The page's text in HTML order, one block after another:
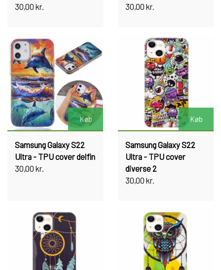
30,00 kr.
30,00 kr.
Køb
Samsung Galaxy S22
Ultra - TPU cover delfin
30,00 kr.
Køb
Samsung Galaxy S22
Ultra - TPU cover
diverse 2
30,00 kr.